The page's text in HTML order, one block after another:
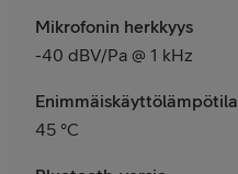
Mikrofonin herkkyys
-40 dBV/Pa @ 1 kHz
Enimmäiskäyttölämpötila
45 °C